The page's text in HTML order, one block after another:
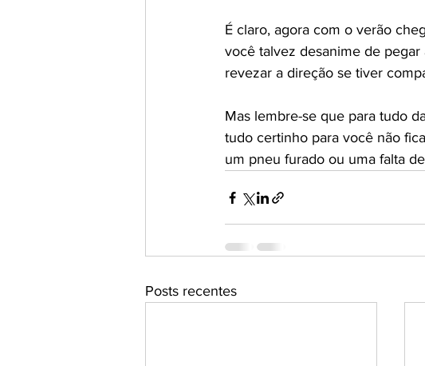
É claro, agora com o verão
você talvez desanime de
revezar a direção se tiver
Mas lembre-se que para tudo
tudo certinho para você não
um pneu furado ou uma falta
Posts recentes